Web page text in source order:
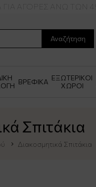
ΑΝΩ ΤΩΝ 49€
Αναζήτηση
ΒΡΕΦΙΚΑ ΕΞΩΤΕΡΙΚΟΙ
ΧΩΡΟΙ
Σπιτάκια
Διακοσμητικά Σπιτάκια